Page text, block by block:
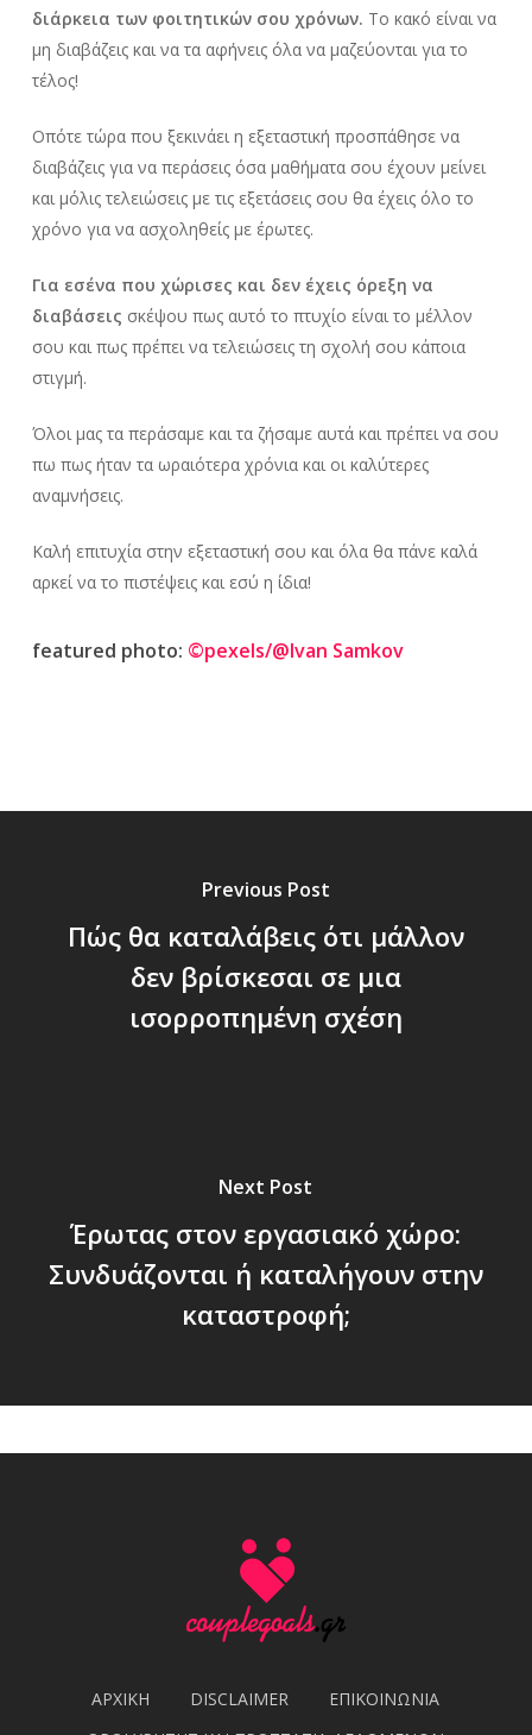
διάρκεια των φοιτητικών σου χρόνων. Το κακό είναι να
μη διαβάζεις και να τα αφήνεις όλα να μαζεύονται για το
τέλος!
Οπότε τώρα που ξεκινάει η εξεταστική προσπάθησε να
διαβάζεις για να περάσεις όσα μαθήματα σου έχουν μείνει
και μόλις τελειώσεις με τις εξετάσεις σου θα έχεις όλο το
χρόνο για να ασχοληθείς με έρωτες.
Για εσένα που χώρισες και δεν έχεις όρεξη να
διαβάσεις σκέψου πως αυτό το πτυχίο είναι το μέλλον
σου και πως πρέπει να τελειώσεις τη σχολή σου κάποια
στιγμή.
Όλοι μας τα περάσαμε και τα ζήσαμε αυτά και πρέπει να σου
πω πως ήταν τα ωραιότερα χρόνια και οι καλύτερες
αναμνήσεις.
Καλή επιτυχία στην εξεταστική σου και όλα θα πάνε καλά
αρκεί να το πιστέψεις και εσύ η ίδια!
featured photo: ©pexels/@Ivan Samkov
Previous Post
Πώς θα καταλάβεις ότι μάλλον
δεν βρίσκεσαι σε μια
ισορροπημένη σχέση
Next Post
Έρωτας στον εργασιακό χώρο:
Συνδυάζονται ή καταλήγουν στην
καταστροφή;
ΑΡΧΙΚΗ DISCLAIMER
ΕΠΙΚΟΙΝΩΝΙΑ